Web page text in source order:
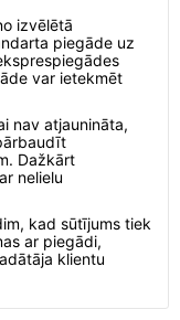
izvēlētā
piegāde uz
var ietekmēt
nav atjaunināta,
Dažkārt
nelielu
kad sūtījums tiek
ar piegādi,
klientu